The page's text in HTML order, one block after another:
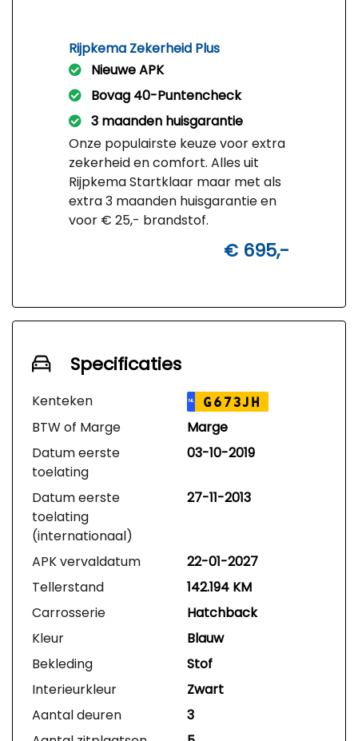
Rijpkema Zekerheid Plus
Nieuwe APK
Bovag 40-Puntencheck
3 maanden huisgarantie
Onze populairste keuze voor extra
zekerheid en comfort. Alles uit
Rijpkema Startklaar maar met als
extra 3 maanden huisgarantie en
voor € 25,- brandstof.
€ 695,-
Specificaties
Kenteken NL G673JH
BTW of Marge
Marge
Datum eerste
toelating
03-10-2019
Datum eerste
toelating
(internationaal)
27-11-2013
APK vervaldatum
22-01-2027
Tellerstand
142.194 KM
Carrosserie
Hatchback
Kleur
Blauw
Bekleding
Stof
Interieurkleur
Zwart
Aantal deuren
3